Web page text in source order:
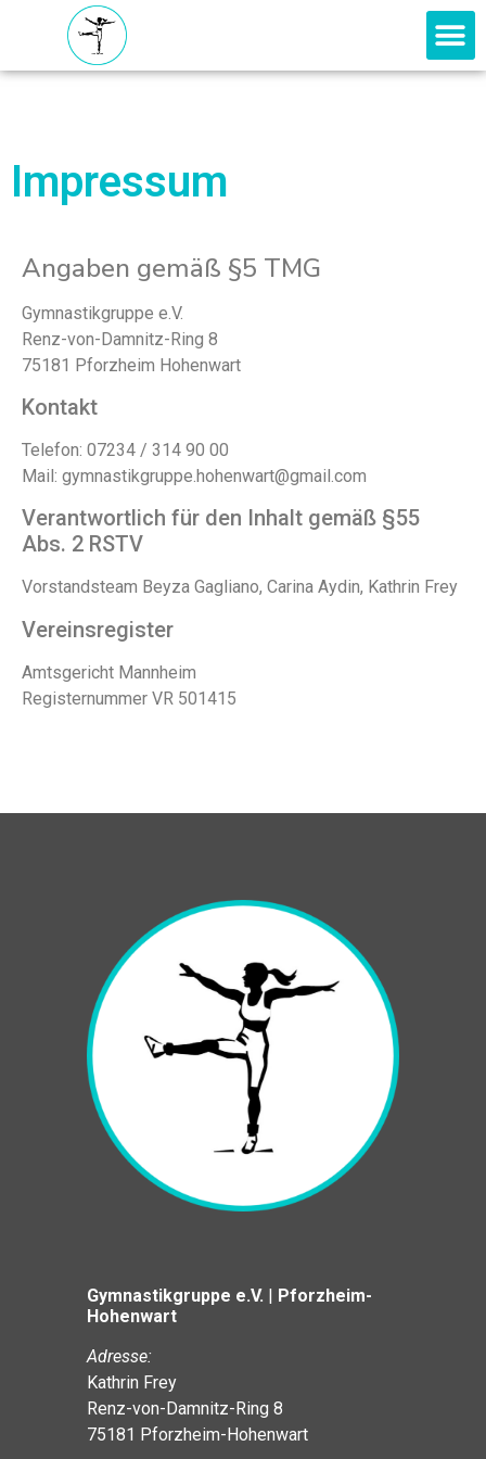
Impressum
Angaben gemäß §5 TMG
Gymnastikgruppe e.V.
Renz-von-Damnitz-Ring 8
75181 Pforzheim Hohenwart
Kontakt
Telefon: 07234 / 314 90 00
Mail: gymnastikgruppe.hohenwart@gmail.com
Verantwortlich für den Inhalt gemäß §55
Abs. 2 RSTV
Vorstandsteam Beyza Gagliano, Carina Aydin, Kathrin Frey
Vereinsregister
Amtsgericht Mannheim
Registernummer VR 501415
Gymnastikgruppe e.V.
Pforzheim-
Hohenwart
Adresse:
Kathrin Frey
Renz-von-Damnitz-Ring 8
75181 Pforzheim-Hohenwart